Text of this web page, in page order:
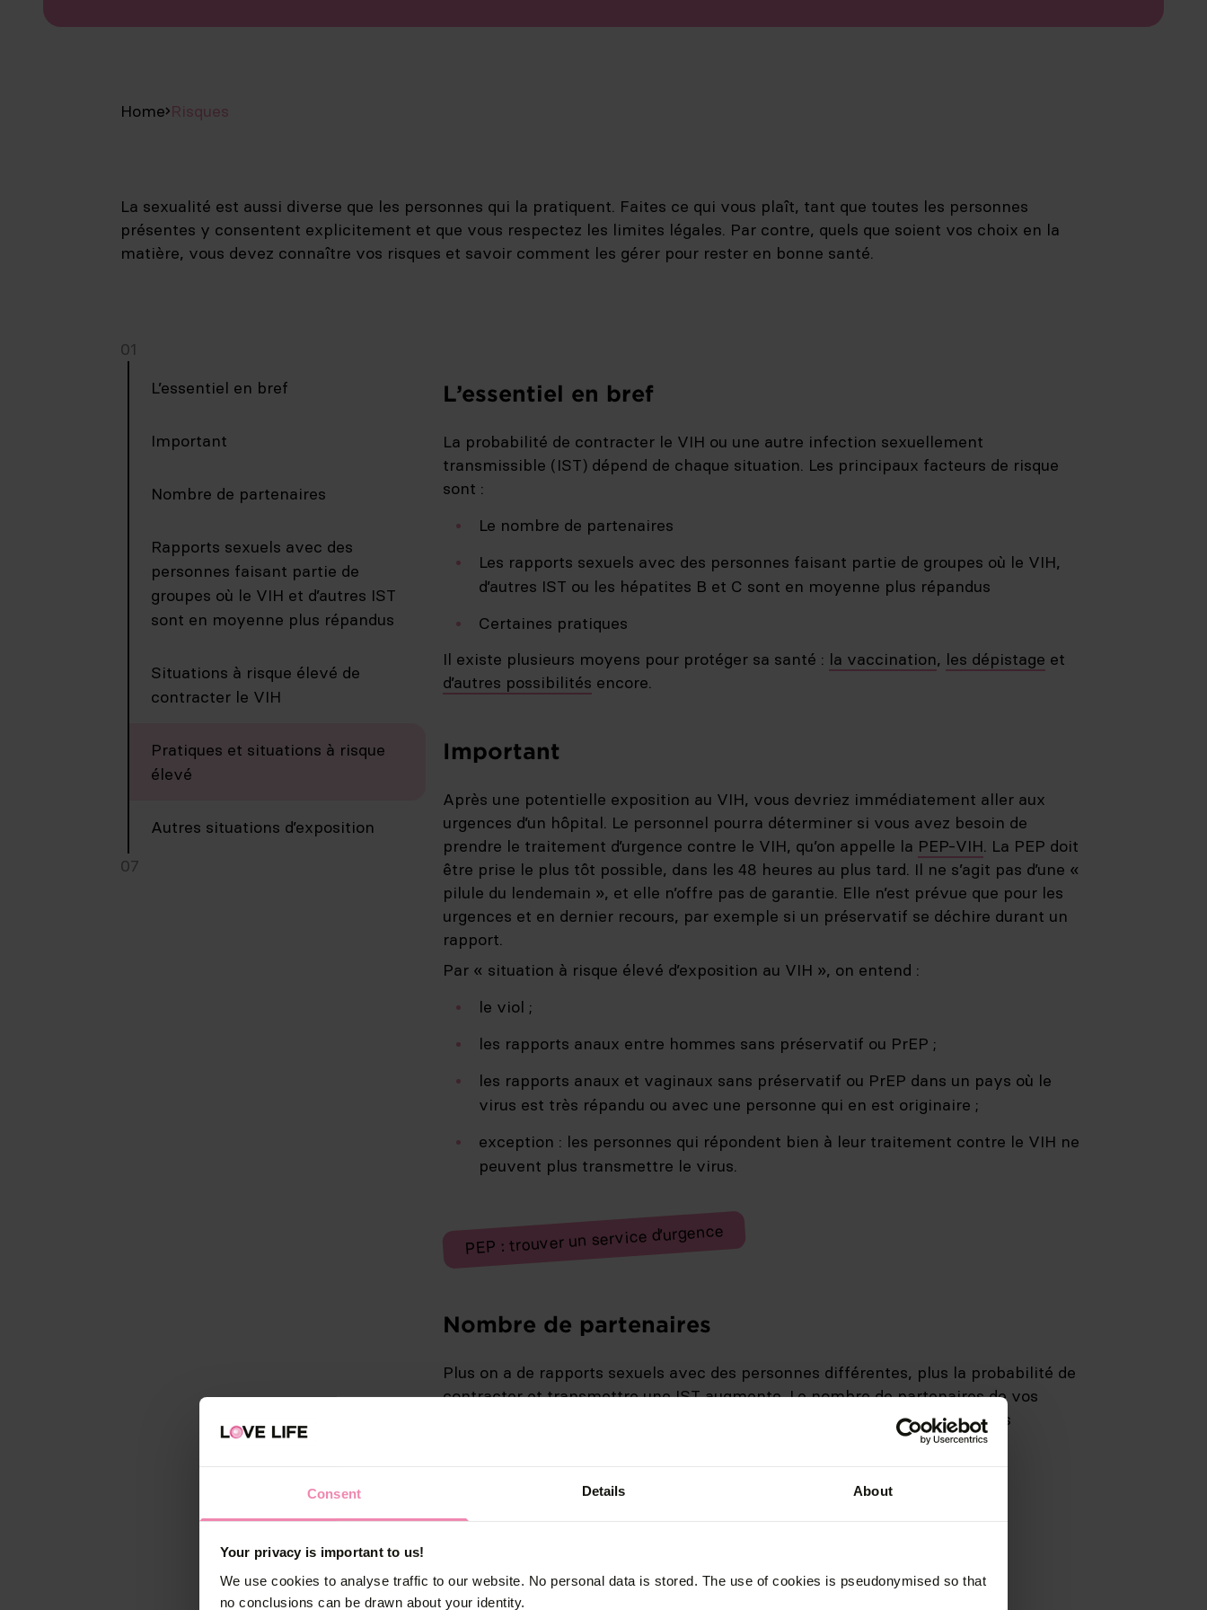
Consent Details About
Your privacy is important to us!
We use cookies to analyse traffic to our website. No personal data is stored. The use of cookies is pseudonymised so that
no conclusions can be drawn about your identity.
Home Risques
La sexualité est aussi diverse que les personnes qui la pratiquent. Faites ce qui vous plaît, tant que toutes les personnes
présentes y consentent explicitement et que vous respectez les limites légales. Par contre, quels que soient vos choix en la
matière, vous devez connaître vos risques et savoir comment les gérer pour rester en bonne santé.
01
L’essentiel en bref
Important
Nombre de partenaires
Rapports sexuels avec des
personnes faisant partie de
groupes où le VIH et d’autres IST
sont en moyenne plus répandus
Situations à risque élevé de
contracter le VIH
Pratiques et situations à risque
élevé
Autres situations d’exposition
07
L’essentiel en bref
La probabilité de contracter le VIH ou une autre infection sexuellement
transmissible (IST) dépend de chaque situation. Les principaux facteurs de risque
sont :
Le nombre de partenaires
Les rapports sexuels avec des personnes faisant partie de groupes où le VIH,
d’autres IST ou les hépatites B et C sont en moyenne plus répandus
Certaines pratiques
Il existe plusieurs moyens pour protéger sa santé : la vaccination, les dépistage et
d’autres possibilités encore.
Important
Après une potentielle exposition au VIH, vous devriez immédiatement aller aux
urgences d’un hôpital. Le personnel pourra déterminer si vous avez besoin de
prendre le traitement d’urgence contre le VIH, qu’on appelle la PEP-VIH. La PEP doit
être prise le plus tôt possible, dans les 48 heures au plus tard. Il ne s’agit pas d’une «
pilule du lendemain », et elle n’offre pas de garantie. Elle n’est prévue que pour les
urgences et en dernier recours, par exemple si un préservatif se déchire durant un
rapport.
Par « situation à risque élevé d’exposition au VIH », on entend :
le viol ;
les rapports anaux entre hommes sans préservatif ou PrEP ;
les rapports anaux et vaginaux sans préservatif ou PrEP dans un pays où le
virus est très répandu ou avec une personne qui en est originaire ;
exception : les personnes qui répondent bien à leur traitement contre le VIH ne
peuvent plus transmettre le virus.
PEP : trouver un service d’urgence
Nombre de partenaires
Plus on a de rapports sexuels avec des personnes différentes, plus la probabilité de
contracter et transmettre une IST augmente. Le nombre de partenaires de vos
propres partenaires est donc tout aussi important. Les situations suivantes